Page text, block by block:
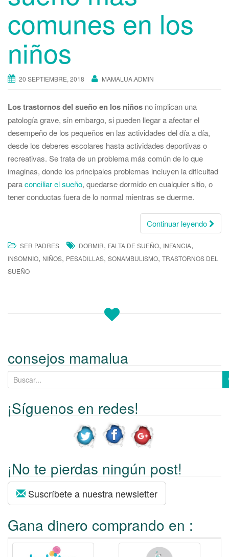
comunes en los
niños
20 SEPTIEMBRE, 2018 MAMALUA.ADMIN
Los trastornos del sueño en los niños no implican una
patología grave, sin embargo, si pueden llegar a afectar el
desempeño de los pequeños en las actividades del día a día,
desde los deberes escolares hasta actividades deportivas o
recreativas. Se trata de un problema más común de lo que
imaginas, donde los principales problemas incluyen la dificultad
paraconciliar el sueño, quedarse dormido en cualquier sitio, o
tener conductas fuera de lo normal mientras se duerme.
Continuar leyendo
SER PADRES DORMIR, FALTA DE SUEÑO, INFANCIA,
INSOMNIO, NIÑOS, PESADILLAS, SONAMBULISMO, TRASTORNOS DEL
SUEÑO
consejos mamalua
u
c
o
r
¡Síguenos en redes!
¡No te pierdas ningún post!
Suscríbete a nuestra newsletter
Gana dinero comprando en :